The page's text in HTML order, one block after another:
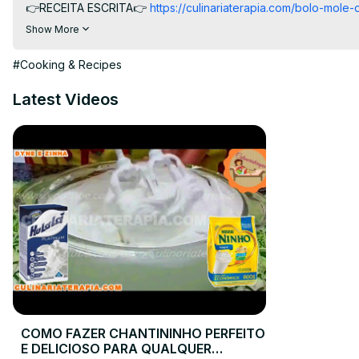
👉RECEITA ESCRITA👉 https://culinariaterapia.com/bolo-
2° 02:44 Bolo de Queijo de Liquidificador sem Trigo
👉PEGUE APOSTILAS AQUI👉
Show More
#Cooking & Recipes
Latest Videos
COMO FAZER CHANTININHO PERFEITO
E DELICIOSO PARA QUALQUER